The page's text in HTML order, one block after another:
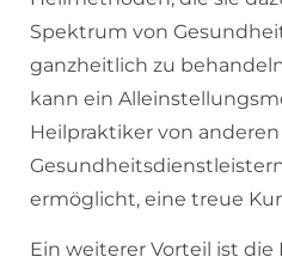
Spektrum von
ganzheitlich zu
kann ein
Heilpraktiker von anderen
ermöglicht, eine treue
Ein weiterer Vorteil ist die